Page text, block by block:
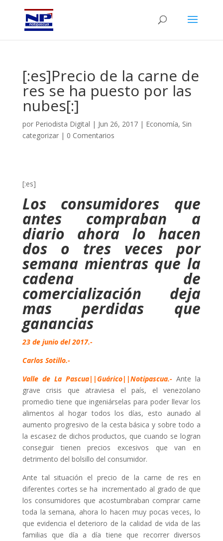
[:es]Precio de la carne de
res se ha puesto por las
nubes[:]
por Periodista Digital | Jun 26, 2017| Economía, Sin
categorizar| 0 Comentarios
[:es]
Los consumidores que
antes compraban a
diario ahora lo hacen
dos o tres veces por
semana mientras que la
cadena de
comercialización deja
mas perdidas que
ganancias
23 de junio del 2017.-
Carlos Sotillo.-
Valle de La Pascua||Guárico||Notipascua.- Ante la
grave crisis que atraviesa el país, el venezolano
promedio tiene que ingeniárselas para poder llevar los
alimentos al hogar todos los días, esto aunado al
aumento progresivo de la cesta básica y sobre todo a
la escasez de dichos productos, que cuando se logran
conseguir tienen precios excesivos que van en
detrimento del bolsillo del consumidor.
Ante tal situación el precio de la carne de res en
diferentes cortes se ha incrementado al grado de que
los consumidores que acostumbraban comprar carne
toda la semana, ahora lo hacen muy pocas veces, lo
que evidencia el deterioro de la calidad de vida de las
familias que día a día tiene que recorrer diversos